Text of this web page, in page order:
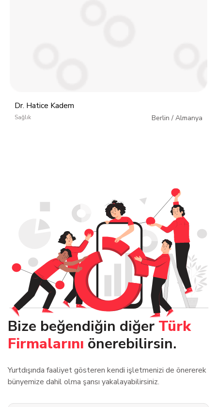
Dr. Hatice Kadem
Sağlık Berlin / Almanya
Bize beğendiğin diğer Türk
Firmalarını önerebilirsin.
Yurtdışında faaliyet gösteren kendi işletmenizi de önererek
bünyemize dahil olma şansı yakalayabilirsiniz.